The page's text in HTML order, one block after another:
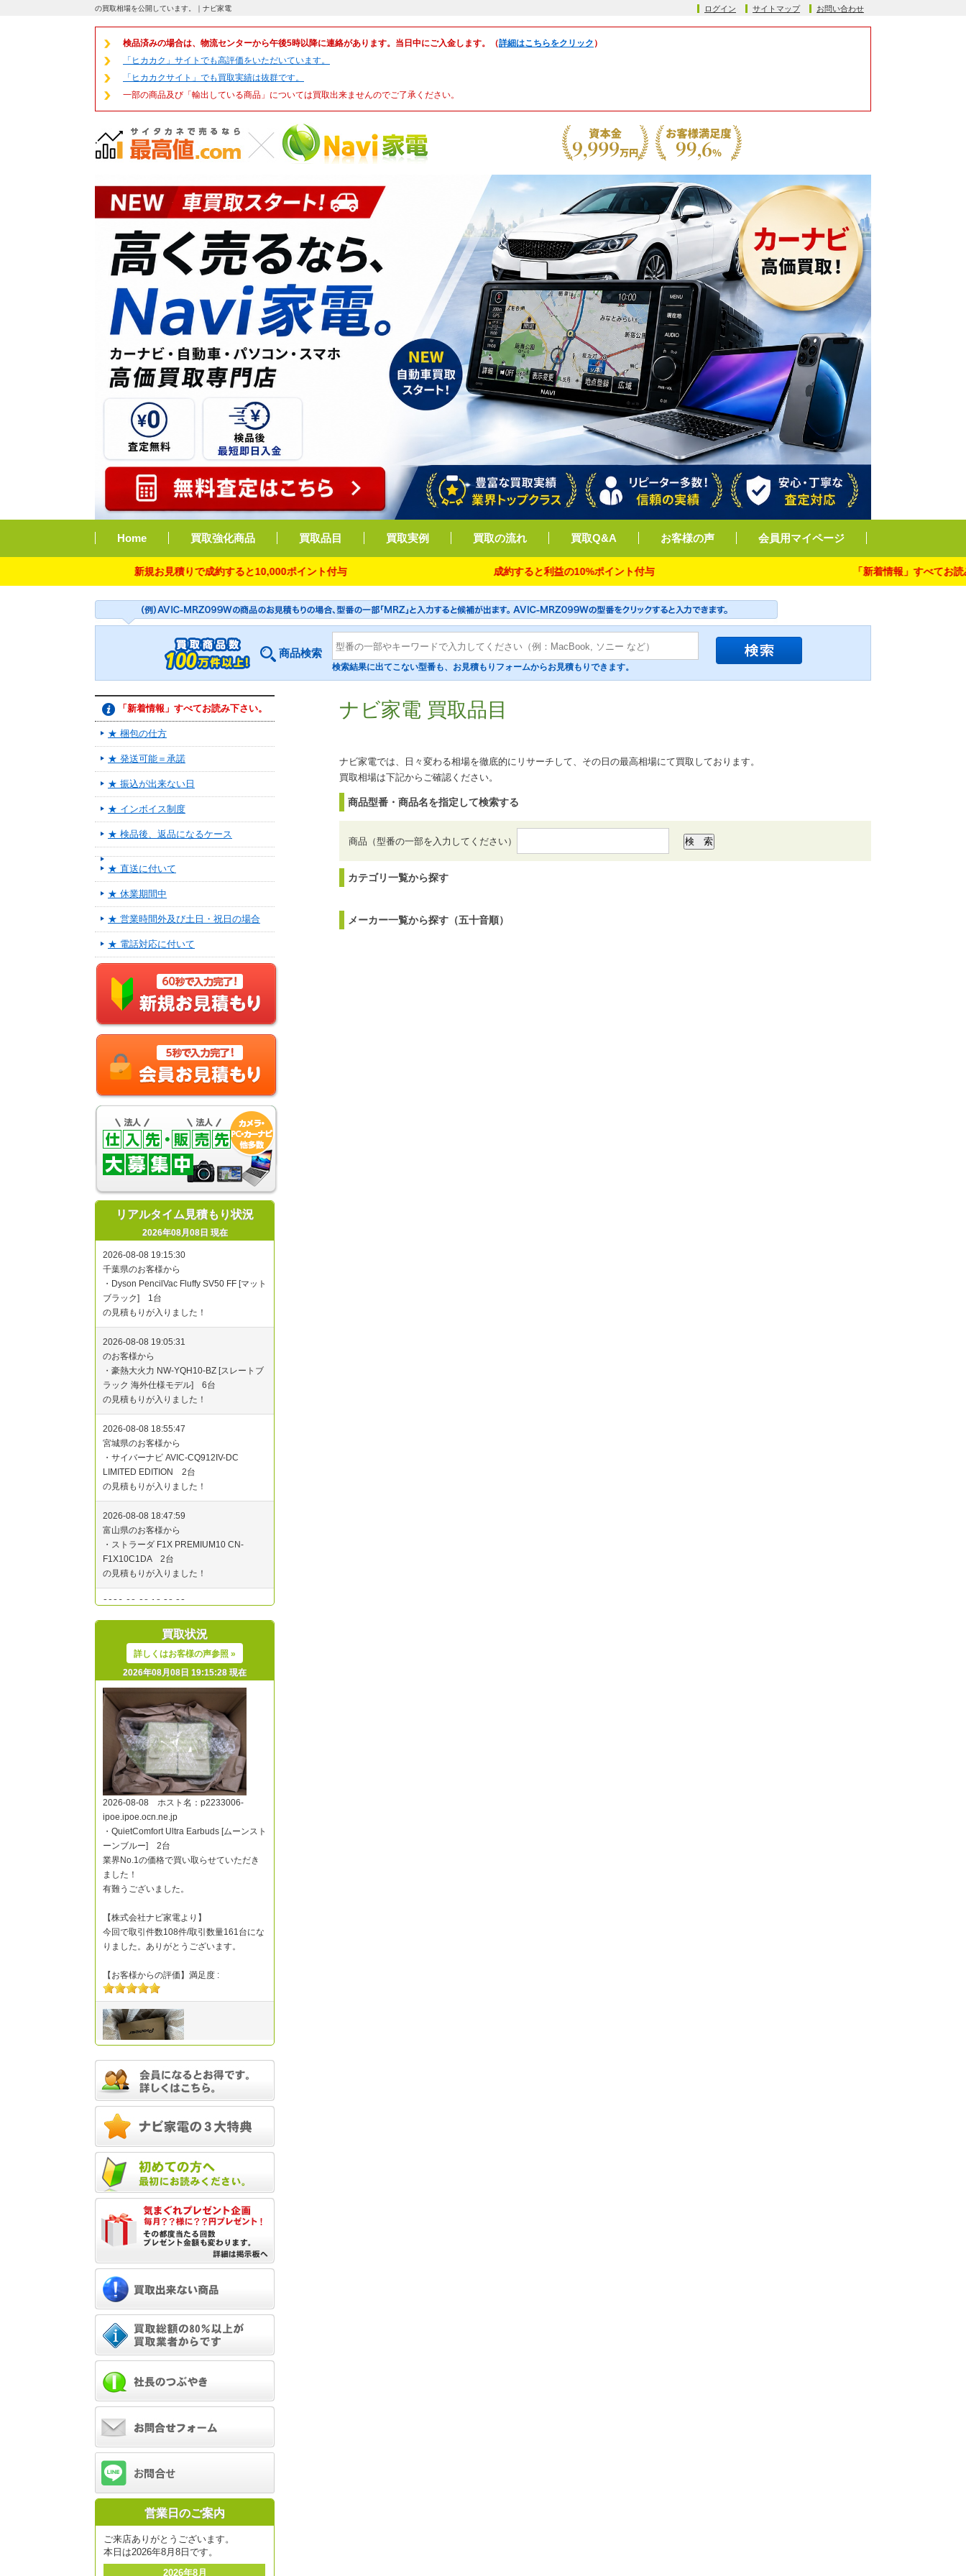
の買取相場を公開しています。｜ナビ家電 ログイン サイトマップ お問い合わせ
検品済みの場合は、物流センターから午後5時以降に連絡があります。当日中にご入金します。（詳細はこちらをクリック ）
「ヒカカク」サイトでも高評価をいただいています。
「ヒカカクサイト」でも買取実績は抜群です。
一部の商品及び「輸出している商品」については買取出来ませんのでご了承ください。
Home 買取強化商品 買取品目 買取実例 買取の流れ 買取Q&A お客様の声 会員用マイページ
新規お見積りで成約すると10,000ポイント付与 成約すると利益の10%ポイント付与 「新着情報」すべてお読み下さい
商品検索
検索結果に出てこない型番も、お見積もりフォームからお見積もりできます。
ナビ家電 買取品目
ナビ家電では、日々変わる相場を徹底的にリサーチして、その日の最高相場にて買取しております。
買取相場は下記からご確認ください。
商品型番・商品名を指定して検索する
商品（型番の一部を入力してください）
カテゴリ一覧から探す
メーカー一覧から探す（五十音順）
「新着情報」すべてお読み下さい。
★ 梱包の仕方
★ 発送可能＝承諾
★ 振込が出来ない日
★ インボイス制度
★ 検品後、返品になるケース
★ 直送に付いて
★ 休業期間中
★ 営業時間外及び土日・祝日の場合
★ 電話対応に付いて
リアルタイム見積もり状況
2026年08月08日 現在
買取状況
詳しくはお客様の声参照 »
2026年08月08日 19:15:28 現在
営業日のご案内
ご来店ありがとうございます。
本日は2026年8月8日です。
2026年8月